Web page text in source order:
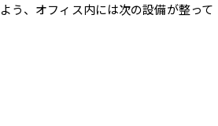
う、オフィス内には次の設備が整って